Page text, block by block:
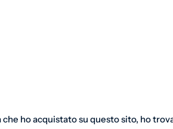
che ho acquistato su questo sito, ho